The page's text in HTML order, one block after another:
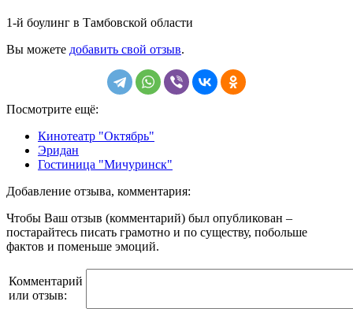
1-й боулинг в Тамбовской области
Вы можете добавить свой отзыв.
Посмотрите ещё:
Кинотеатр "Октябрь"
Эридан
Гостиница "Мичуринск"
Добавление отзыва, комментария:
Чтобы Ваш отзыв (комментарий) был опубликован –
постарайтесь писать грамотно и по существу, побольше
фактов и поменьше эмоций.
Комментарий
или отзыв: